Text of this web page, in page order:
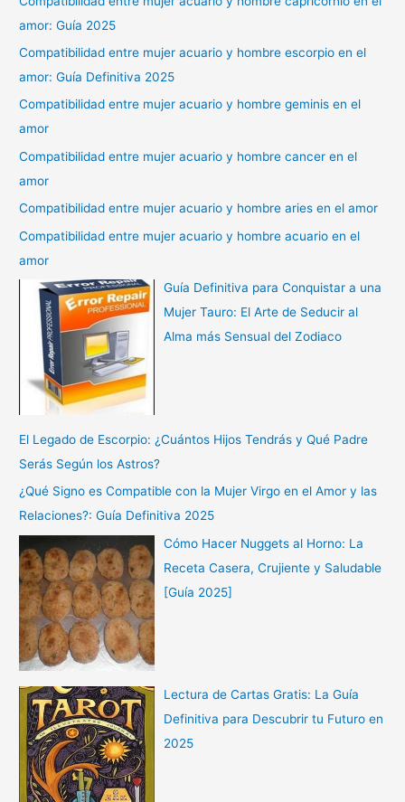
amor: Guía 2025
Compatibilidad entre mujer acuario y hombre escorpio en el
amor: Guía Definitiva 2025
Compatibilidad entre mujer acuario y hombre geminis en el
amor
Compatibilidad entre mujer acuario y hombre cancer en el
amor
Compatibilidad entre mujer acuario y hombre aries en el amor
Compatibilidad entre mujer acuario y hombre acuario en el
amor
Guía Definitiva para Conquistar a una
Mujer Tauro: El Arte de Seducir al
Alma más Sensual del Zodiaco
El Legado de Escorpio: ¿Cuántos Hijos Tendrás y Qué Padre
Serás Según los Astros?
¿Qué Signo es Compatible con la Mujer Virgo en el Amor y las
Relaciones?: Guía Definitiva 2025
Cómo Hacer Nuggets al Horno: La
Receta Casera, Crujiente y Saludable
[Guía 2025]
Lectura de Cartas Gratis: La Guía
Definitiva para Descubrir tu Futuro en
2025